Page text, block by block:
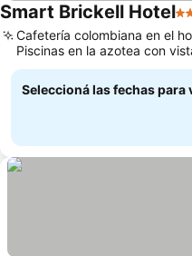
Smart Brickell Hotel3
Cafetería colombiana en el
Piscinas en la azotea con
ciudad
Seleccioná las fechas